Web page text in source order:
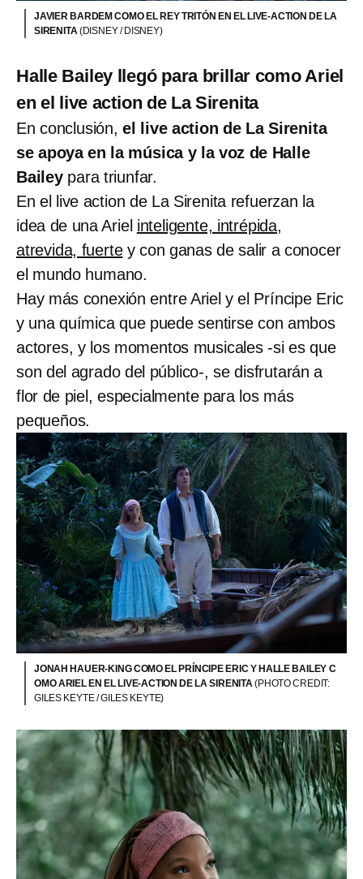
JAVIER BARDEM COMO EL REY TRITÓN EN EL LIVE-ACTION DE LA
SIRENITA(DISNEY / DISNEY)
Halle Bailey llegó para brillar como Ariel
en el live action de La Sirenita
En conclusión,el live action de La Sirenita
se apoya en la música y la voz de Halle
Baileypara triunfar.
En el live action de La Sirenita refuerzan la
idea de una Ariel inteligente, intrépida,
atrevida, fuertey con ganas de salir a conocer
el mundo humano.
Hay más conexión entre Ariel y el Príncipe Eric
y una química que puede sentirse con ambos
actores, y los momentos musicales -si es que
son del agrado del público-, se disfrutarán a
flor de piel, especialmente para los más
pequeños.
JONAH HAUER-KING COMO EL PRÍNCIPE ERIC Y HALLE BAILEY C
OMO ARIEL EN EL LIVE-ACTION DE LA SIRENITA(PHOTO CREDIT:
GILES KEYTE / GILES KEYTE)